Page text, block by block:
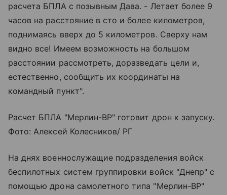
расчета БПЛА с позывным Дава. - Летает более 9
часов на расстояние в сто и более километров,
поднимаясь вверх до 5 километров. Сверху нам
видно все! Имеем возможность на большом
расстоянии рассмотреть, доразведать цели и,
естественно, сообщить их координаты на
командный пункт".
Расчет БПЛА "Мерлин-ВР" готовит дрон к запуску.
Фото: Алексей Колесников/ РГ
На днях военнослужащие подразделения войск
беспилотных систем группировки войск "Днепр" с
помощью дрона самолетного типа "Мерлин-ВР"